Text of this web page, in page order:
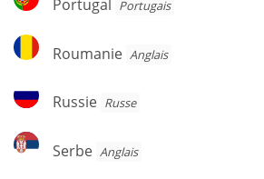
Portugal Portugais
Roumanie
Roumanie Anglais
Russie
Russie Russe
Serbe
Serbe Anglais